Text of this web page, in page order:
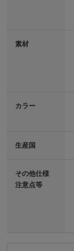
素材
カラー
生産国
その他仕様
注意点等